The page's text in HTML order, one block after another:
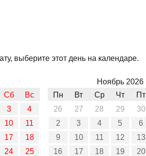
выберите этот день на календаре.
Сб
Вс
3
4
10
11
17
18
24
25
Ноябрь 2026
Пн
Вт Ср Чт Пт
26
27 28 29 30
2
3 4 5 6
9
10 11 12 13
16
17 18 19 20